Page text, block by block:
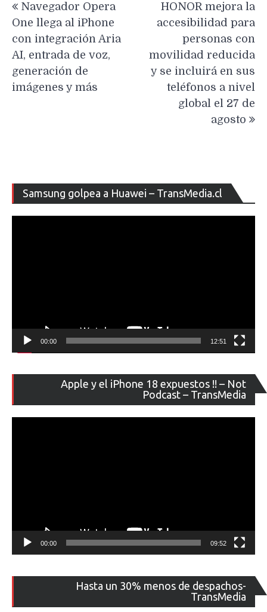
de
entradas
Navegador Opera
One llega al iPhone
con integración Aria
AI, entrada de voz,
generación de
imágenes y más
HONOR mejora la
accesibilidad para
personas con
movilidad reducida
y se incluirá en sus
teléfonos a nivel
global el 27 de
agosto
Samsung golpea a Huawei – TransMedia.cl
de
00:00 12:51
Apple y el iPhone 18 expuestos !! – Not
Podcast – TransMedia
de
00:00 09:52
Hasta un 30% menos de despachos-
TransMedia
de